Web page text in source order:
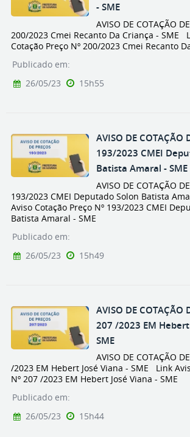
- SME
AVISO DE COTAÇÃO
200/2023 Cmei Recanto Da Criança - SME
Cotação Preço Nº 200/2023 Cmei Recanto
Publicado em:
26/05/23
15h55
AVISO DE COTAÇÃO
193/2023 CMEI
Batista Amaral - SME
AVISO DE COTAÇÃO
193/2023 CMEI Deputado Solon Batista
Aviso Cotação Preço Nº 193/2023 CMEI
Batista Amaral - SME
Publicado em:
26/05/23
15h49
AVISO DE COTAÇÃO
207 /2023 EM
SME
AVISO DE COTAÇÃO
/2023 EM Hebert José Viana - SME Link
Nº 207 /2023 EM Hebert José Viana - SME
Publicado em:
26/05/23
15h44